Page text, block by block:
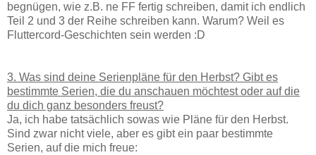
begnügen, wie z.B. ne FF fertig schreiben, damit ich endlich
Teil 2 und 3 der Reihe schreiben kann. Warum? Weil es
Fluttercord-Geschichten sein werden :D
3. Was sind deine Serienpläne für den Herbst? Gibt es
bestimmte Serien, die du anschauen möchtest oder auf die
du dich ganz besonders freust?
Ja, ich habe tatsächlich sowas wie Pläne für den Herbst.
Sind zwar nicht viele, aber es gibt ein paar bestimmte
Serien, auf die mich freue: